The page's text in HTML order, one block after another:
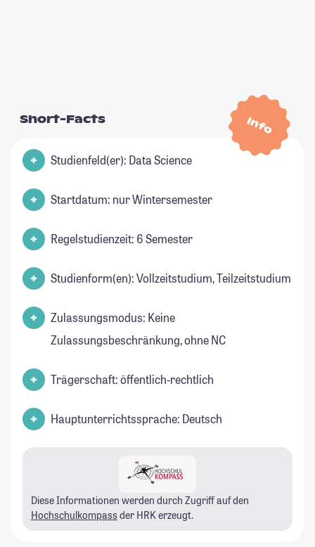
Info
Short-Facts
Studienfeld(er): Data Science
Startdatum: nur Wintersemester
Regelstudienzeit: 6 Semester
Studienform(en): Vollzeitstudium, Teilzeitstudium
Zulassungsmodus: Keine
Zulassungsbeschränkung, ohne NC
Trägerschaft: öffentlich-rechtlich
Hauptunterrichtssprache: Deutsch
Diese Informationen werden durch Zugriff auf den
Hochschulkompass der HRK erzeugt.